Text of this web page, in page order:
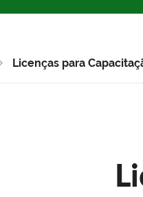
Licenças para